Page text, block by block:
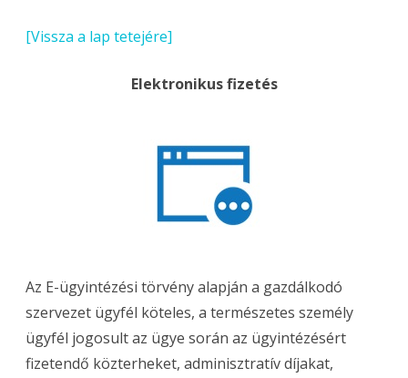
[Vissza a lap tetejére]
Elektronikus fizetés
Az E-ügyintézési törvény alapján a gazdálkodó
szervezet ügyfél köteles, a természetes személy
ügyfél jogosult az ügye során az ügyintézésért
fizetendő közterheket, adminisztratív díjakat,